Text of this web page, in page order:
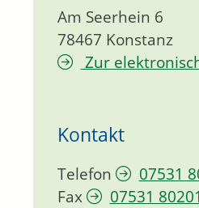
Am Seerhein 6
78467 Konstanz
Zur
Kontakt
Telefon
07531
Fax
07531